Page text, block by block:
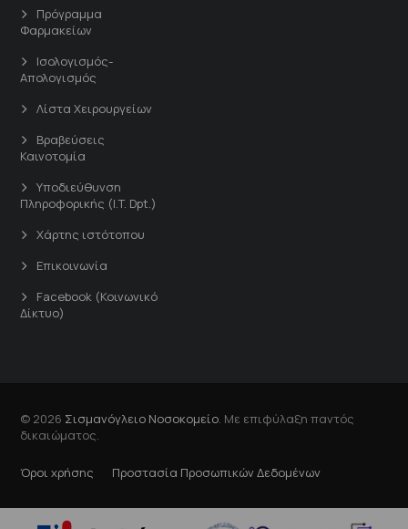
Πρόγραμμα
Φαρμακείων
Ισολογισμός-
Απολογισμός
Λίστα Χειρουργείων
Βραβεύσεις
Καινοτομία
Υποδιεύθυνση
Πληροφορικής (I.T. Dpt.)
Χάρτης ιστότοπου
Επικοινωνία
Facebook (Κοινωνικό
Δίκτυο)
© 2026 Σισμανόγλειο Νοσοκομείο . Με επιφύλαξη παντός
δικαιώματος.
Όροι χρήσης Προστασία Προσωπικών Δεδομένων